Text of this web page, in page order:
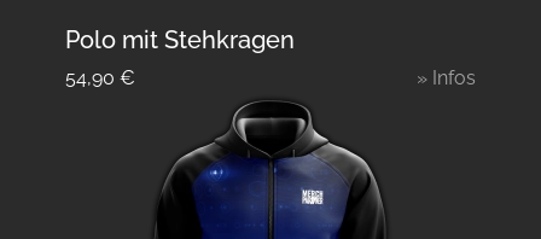
Polo mit Stehkragen
54,90 € » Infos